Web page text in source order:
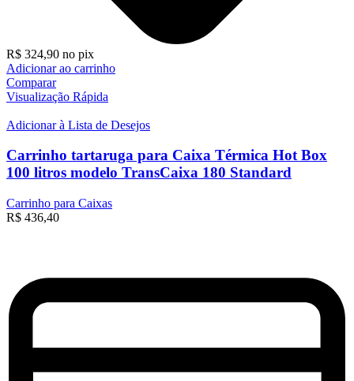
R$ 324,90 no pix
Adicionar ao carrinho
Comparar
Visualização Rápida
Adicionar à Lista de Desejos
Carrinho tartaruga para Caixa Térmica Hot Box
100 litros modelo TransCaixa 180 Standard
Carrinho para Caixas
R$ 436,40